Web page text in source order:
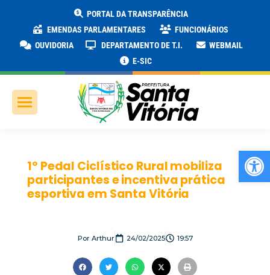
PORTAL DA TRANSPARÊNCIA
EMENDAS PARLAMENTARES
FUNCIONÁRIOS
OUVIDORIA
DEPARTAMENTO DE T.I.
WEBMAIL
E-SIC
1º Pedal Ciclístico Rural mobiliza
participantes e incentiva prática
esportiva em Santa Vitória
PorArthur 24/02/2025 19:57